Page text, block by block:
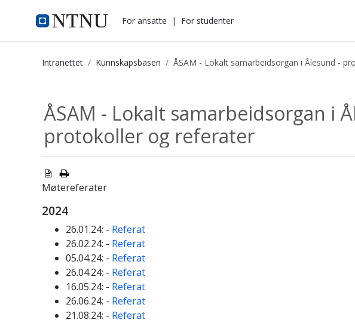
i.ntnu.no For ansatte | For studenter
Intranettet Kunnskapsbasen ÅSAM - Lokalt samarbeidsorgan i Ålesund -
ÅSAM - Lokalt samarbeidsorgan i
protokoller og referater
Møtereferater
2024
26.01.24: - Referat
26.02.24: - Referat
05.04.24: - Referat
26.04.24: - Referat
16.05.24: - Referat
26.06.24: - Referat
21.08.24: - Referat